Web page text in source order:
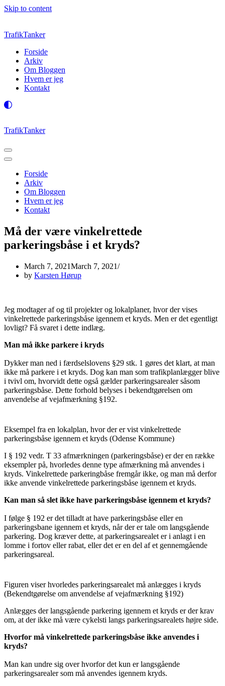
Skip to content
TrafikTanker
Forside
Arkiv
Om Bloggen
Hvem er jeg
Kontakt
TrafikTanker
Navigation
Menu
Navigation
Forside
Arkiv
Om Bloggen
Hvem er jeg
Kontakt
Må der være vinkelrettede
parkeringsbåse i et kryds?
March 7, 2021March 7, 2021
by Karsten Hørup
Jeg modtager af og til projekter og lokalplaner, hvor der vises
vinkelrettede parkeringsbåse igennem et kryds. Men er det egentligt
lovligt? Få svaret i dette indlæg.
Man må ikke parkere i kryds
Dykker man ned i færdselslovens §29 stk. 1 gøres det klart, at man
ikke må parkere i et kryds. Dog kan man som trafikplanlægger blive
i tvivl om, hvorvidt dette også gælder parkeringsarealer såsom
parkeringsbåse. Dette forhold belyses i bekendtgørelsen om
anvendelse af vejafmærkning §192.
Eksempel fra en lokalplan, hvor der er vist vinkelrettede
parkeringsbåse igennem et kryds (Odense Kommune)
I § 192 vedr. T 33 afmærkningen (parkeringsbåse) er der en række
eksempler på, hvorledes denne type afmærkning må anvendes i
kryds. Vinkelrettede parkeringbåse fremgår ikke, og man må derfor
ikke anvende vinkelrettede parkeringsbåse igennem et kryds.
Kan man så slet ikke have parkeringsbåse igennem et kryds?
I følge § 192 er det tilladt at have parkeringsbåse eller en
parkeringsbane igennem et kryds, når der er tale om langsgående
parkering. Dog kræver dette, at parkeringsarealet er i anlagt i en
lomme i fortov eller rabat, eller det er en del af et gennemgående
parkeringsareal.
Figuren viser hvorledes parkeringsarealet må anlægges i kryds
(Bekendtgørelse om anvendelse af vejafmærkning §192)
Anlægges der langsgående parkering igennem et kryds er der krav
om, at der ikke må være cykelsti langs parkeringsarealets højre side.
Hvorfor må vinkelrettede parkeringsbåse ikke anvendes i
kryds?
Man kan undre sig over hvorfor det kun er langsgående
parkeringsarealer som må anvendes igennem kryds.